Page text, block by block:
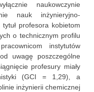
naukowczynie
nauk inżynieryjno-
tytuł profesora kobietom
o technicznym profilu
instytutów
uwagę poszczególne
profesury miały
(GCI = 1,29), a
inżynierii chemicznej